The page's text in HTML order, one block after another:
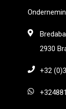
2930
+32